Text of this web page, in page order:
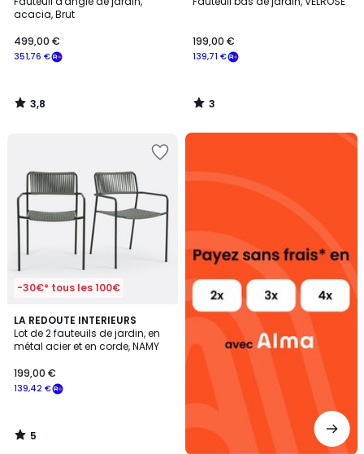
acacia, Brut
351,76 €
499,00 €
3,8
/
139,71 €
199,00 €
3
/
-30€* tous les 100€
LA REDOUTE INTERIEURS
Lot de 2 fauteuils de jardin, en
métal acier et en corde, NAMY
139,42 €
199,00 €
5
/
5
5
/
Alma
sans